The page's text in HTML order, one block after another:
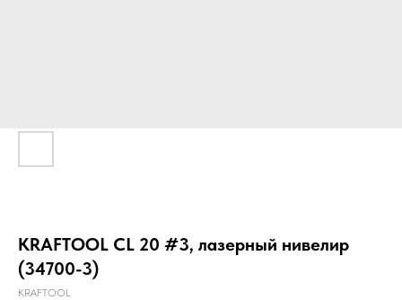
KRAFTOOL CL 20 #3, лазерный нивелир
(34700-3)
KRAFTOOL